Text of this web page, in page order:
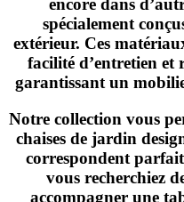
encore dans
spécialement
extérieur. Ces
facilité d’entretien et
garantissant un
Notre collection vous
chaises de jardin
correspondent
vous recherchiez
accompagner une